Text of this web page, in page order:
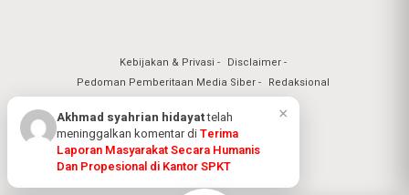
Kebijakan & Privasi
Disclaimer
Pedoman Pemberitaan Media Siber
Redaksional
Nuansa Realita Jaya 2026